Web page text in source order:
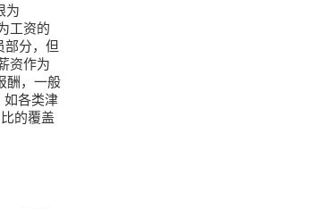
为
工资的
部分，但
资作为
酬，一般
如各类津
的覆盖